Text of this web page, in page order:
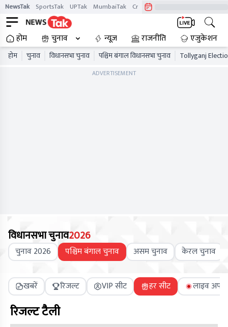
NewsTak SportsTak UPTak MumbaiTak CrimeTak
होम चुनाव न्यूज़ राजनीति एजुकेशन
होम चुनाव विधानसभा चुनाव पश्चिम बंगाल विधानसभा चुनाव Tollyganj
ADVERTISEMENT
विधानसभा चुनाव2026
चुनाव 2026 पश्चिम बंगाल चुनाव असम चुनाव केरल चुनाव
खबरें रिजल्ट VIP सीट हर सीट लाइव
रिजल्ट टैली